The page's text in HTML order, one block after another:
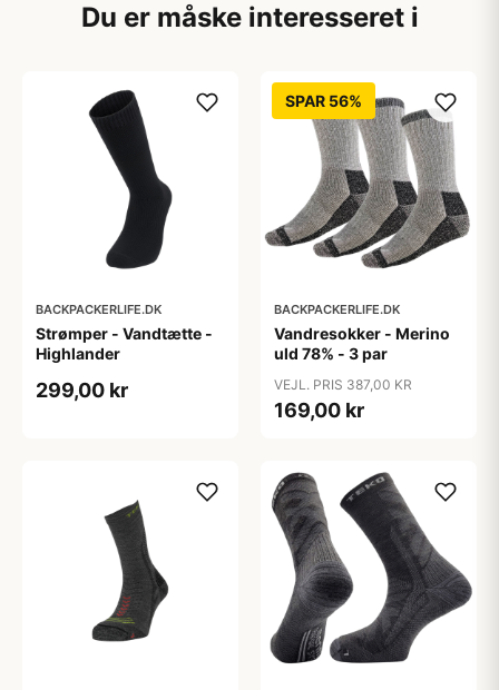
Du er måske interesseret i
BACKPACKERLIFE.DK
Strømper - Vandtætte -
Highlander
299,00 kr
SPAR 56%
BACKPACKERLIFE.DK
Vandresokker - Merino
uld 78% - 3 par
VEJL. PRIS 387,00 KR
169,00 kr